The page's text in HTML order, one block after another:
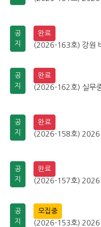
공
지
완료
(2026-163호) 강원
공
지
완료
(2026-162호) 실무
공
지
완료
(2026-158호) 2026
공
지
완료
(2026-157호) 2026
공
지
모집중
(2026-153호) 2026